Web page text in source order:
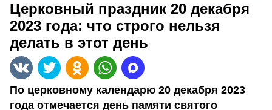
Церковный праздник 20 декабря
2023 года: что строго нельзя
делать в этот день
По церковному календарю 20 декабря 2023
года отмечается день памяти святого